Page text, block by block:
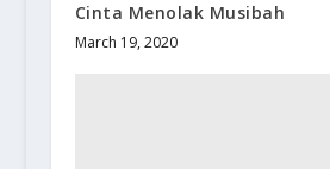
Cinta Menolak Musibah
March 19, 2020